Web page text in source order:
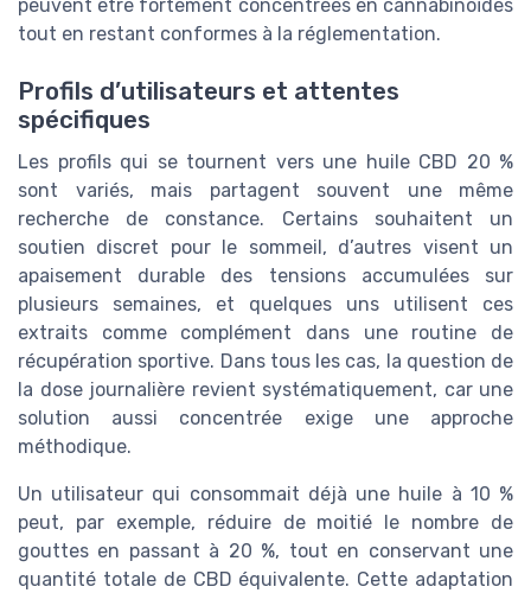
peuvent être fortement concentrées en cannabinoïdes
tout en restant conformes à la réglementation.
Profils d’utilisateurs et attentes
spécifiques
Les profils qui se tournent vers une huile CBD 20 %
sont variés, mais partagent souvent une même
recherche de constance. Certains souhaitent un
soutien discret pour le sommeil, d’autres visent un
apaisement durable des tensions accumulées sur
plusieurs semaines, et quelques uns utilisent ces
extraits comme complément dans une routine de
récupération sportive. Dans tous les cas, la question de
la dose journalière revient systématiquement, car une
solution aussi concentrée exige une approche
méthodique.
Un utilisateur qui consommait déjà une huile à 10 %
peut, par exemple, réduire de moitié le nombre de
gouttes en passant à 20 %, tout en conservant une
quantité totale de CBD équivalente. Cette adaptation